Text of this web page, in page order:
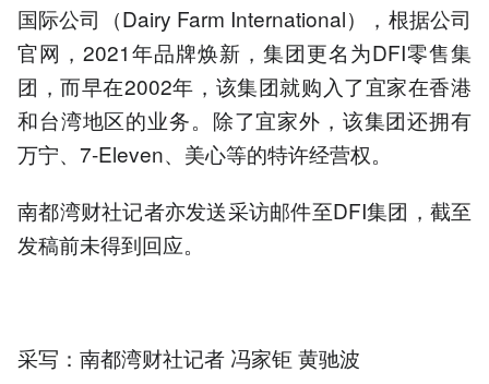
国际公司（Dairy Farm International），根据公司
官网，2021年品牌焕新，集团更名为DFI零售集
团，而早在2002年，该集团就购入了宜家在香港
和台湾地区的业务。除了宜家外，该集团还拥有
万宁、7-Eleven、美心等的特许经营权。
南都湾财社记者亦发送采访邮件至DFI集团，截至
发稿前未得到回应。
采写：南都湾财社记者 冯家钜 黄驰波